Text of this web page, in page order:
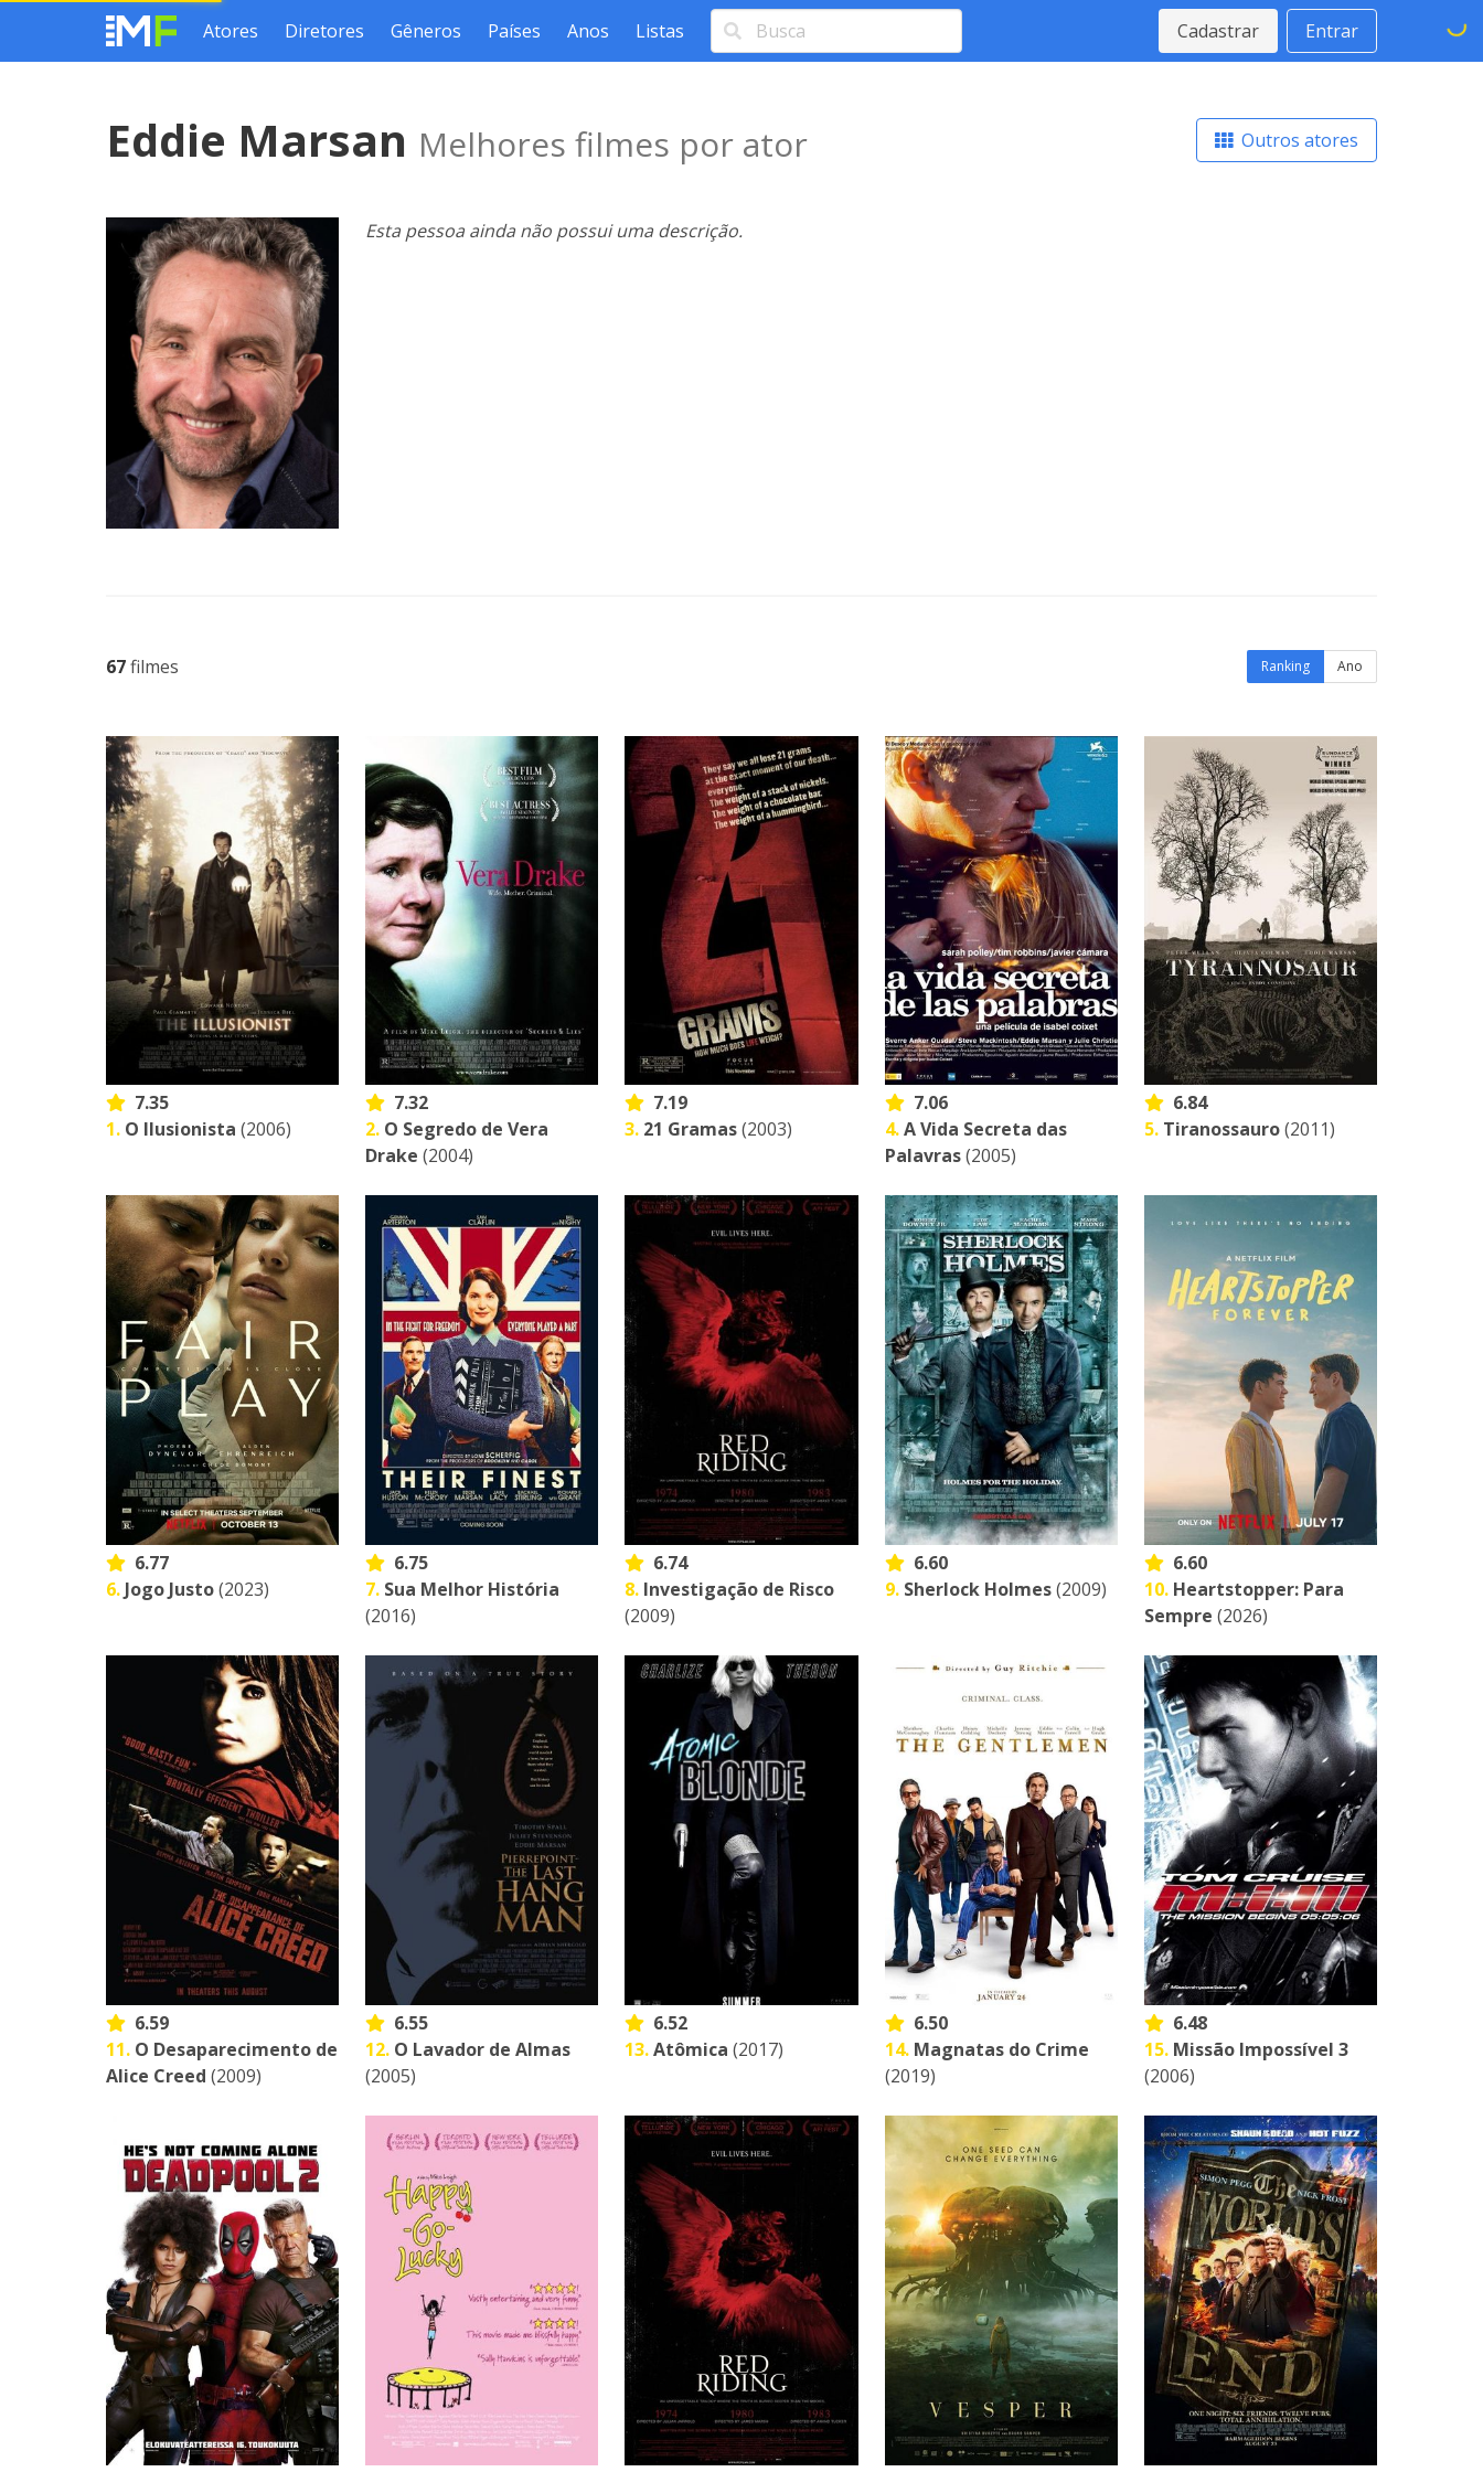
Atores Diretores Gêneros Países Anos Listas Cadastrar Entrar
Eddie Marsan Melhores filmes por ator Outros atores
Esta pessoa ainda não possui uma descrição.
67filmes Ranking Ano
7.35
1. O Ilusionista (2006)
7.32
2. O Segredo de Vera
Drake (2004)
7.19
3. 21 Gramas(2003)
7.06
4. A Vida Secreta das
Palavras(2005)
6.84
5. Tiranossauro(2011)
6.77
6. Jogo Justo(2023)
6.75
7. Sua Melhor História
(2016)
6.74
8. Investigação de Risco
(2009)
6.60
9. Sherlock Holmes(2009)
6.60
10. Heartstopper: Para
Sempre (2026)
6.59
11. O Desaparecimento de
Alice Creed (2009)
6.55
12. O Lavador de Almas
(2005)
6.52
13.Atômica (2017)
6.50
14. Magnatas do Crime
(2019)
6.48
15. Missão Impossível 3
(2006)